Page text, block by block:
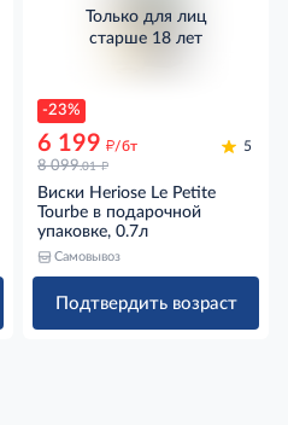
-23%
Только для лиц
старше 18 лет
6 199 д/бт
8 099.01 д
5
Виски Heriose Le Petite
Tourbe в подарочной
упаковке, 0.7л
Самовывоз
Подтвердить возраст